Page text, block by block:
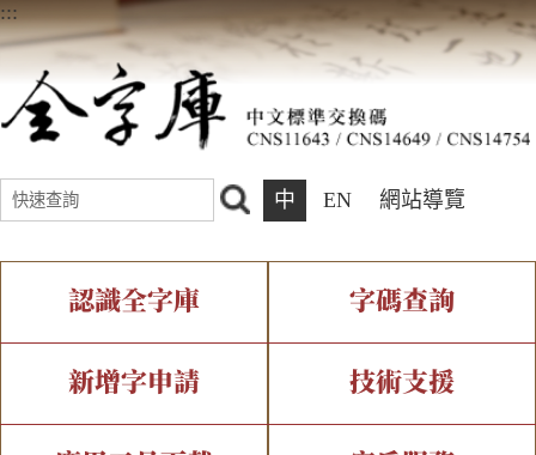
:::
中 EN 網站導覽
認識全字庫
全字庫介紹 全字庫現況
字碼查詢
IDS查詢 部件查詢
新增字申請 技術支援